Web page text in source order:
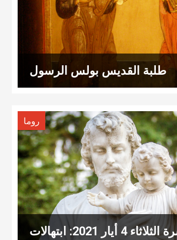
طلبة القديس بولس الرسول
روما
عناوين نشرة الثلاثاء 4 أيار 2021: ابتهالات